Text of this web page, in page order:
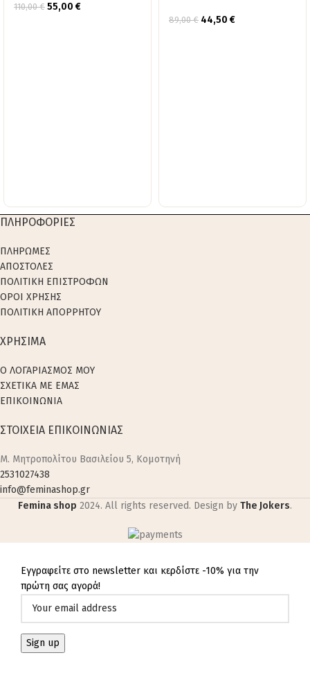
110,00€ 55,00 €
89,00€ 44,50 €
ΠΛΗΡΟΦΟΡΙΕΣ
ΠΛΗΡΩΜΕΣ
ΑΠΟΣΤΟΛΕΣ
ΠΟΛΙΤΙΚΗ ΕΠΙΣΤΡΟΦΩΝ
ΟΡΟΙ ΧΡΗΣΗΣ
ΠΟΛΙΤΙΚΗ ΑΠΟΡΡΗΤΟΥ
ΧΡΗΣΙΜΑ
Ο ΛΟΓΑΡΙΑΣΜΟΣ ΜΟΥ
ΣΧΕΤΙΚΑ ΜΕ ΕΜΑΣ
ΕΠΙΚΟΙΝΩΝΙΑ
ΣΤΟΙΧΕΙΑ ΕΠΙΚΟΙΝΩΝΙΑΣ
M. Μητροπολίτου Βασιλείου 5, Κομοτηνή
2531027438
info@feminashop.gr
Femina shop 2024. All rights reserved. Design by The Jokers.
Εγγραφείτε στο newsletter και κερδίστε -10% για την
πρώτη σας αγορά!